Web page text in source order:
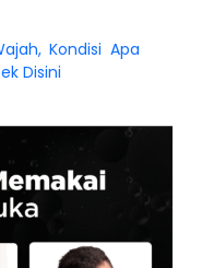
Kondisi Apa
Disini